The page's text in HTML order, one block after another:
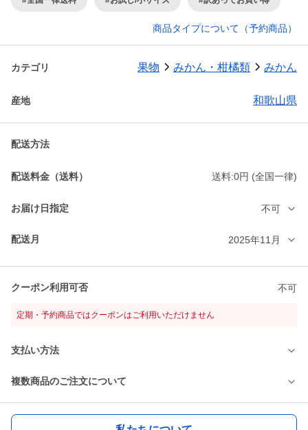
商品タイプについて（予約商品）
カテゴリ 果物 みかん・柑橘類 みかん
産地 和歌山県
配送方法
配送料金（送料） 送料:0円 (全国一律)
お届け日指定 不可
配送月 2025年11月
クーポン利用可否 不可
定期・予約商品ではクーポンはご利用いただけません
支払い方法
複数商品のご注文について